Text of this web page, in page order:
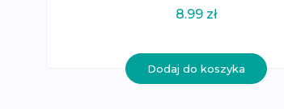
8.99 zł
Dodaj do koszyka